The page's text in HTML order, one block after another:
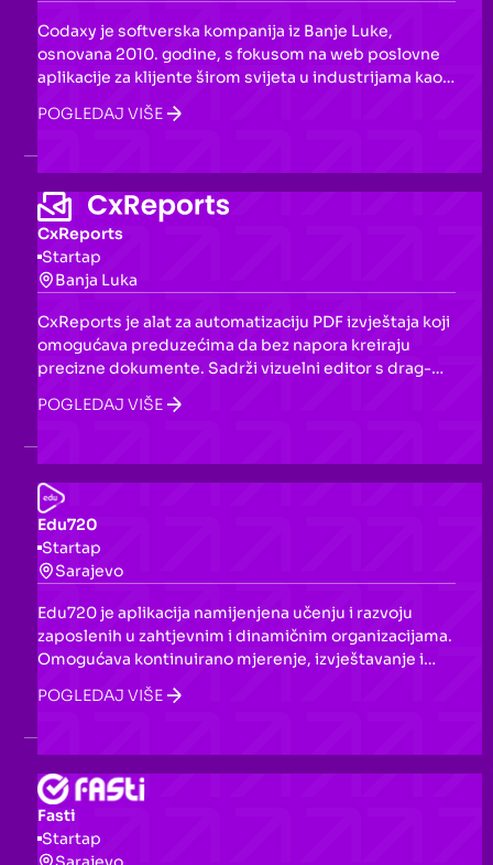
Codaxy je softverska kompanija iz Banje Luke,
osnovana 2010. godine, s fokusom na web poslovne
aplikacije za klijente širom svijeta u industrijama kao
što su telekomunikacije, fintech i pravo. Razvijamo i
sopstvene proizvode — JavaScript framework CxJS i
sajt.
POGLEDAJ VIŠE
CxReports
Startap
Banja Luka
CxReports je alat za automatizaciju PDF izvještaja koji
omogućava preduzećima da bez napora kreiraju
precizne dokumente. Sadrži vizuelni editor s drag-
and-drop funkcionalnostima, podržava zakazano
generisanje i dostavu izvještaja, te nudi integraciju s
POGLEDAJ VIŠE
Edu720
Startap
Sarajevo
Edu720 je aplikacija namijenjena učenju i razvoju
zaposlenih u zahtjevnim i dinamičnim organizacijama.
Omogućava kontinuirano mjerenje, izvještavanje i
praćenje napretka u procesu edukacije, osiguravajući
da svaki važan sadržaj bude usvojen od strane
POGLEDAJ VIŠE
Fasti
Startap